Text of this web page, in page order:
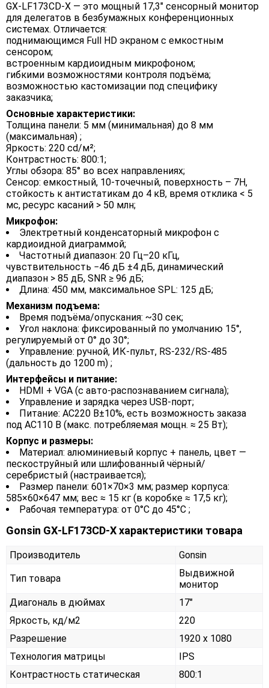
GX‑LF173CD‑X — это мощный 17,3″ сенсорный монитор
для делегатов в безбумажных конференционных
системах. Отличается:
поднимающимся Full HD экраном с емкостным
сенсором;
встроенным кардиоидным микрофоном;
гибкими возможностями контроля подъёма;
возможностью кастомизации под специфику
заказчика;
Основные характеристики:
Толщина панели: 5 мм (минимальная) до 8 мм
(максимальная) ;
Яркость: 220 cd/м²;
Контрастность: 800:1;
Углы обзора: 85° во всех направлениях;
Сенсор: емкостный, 10‑точечный, поверхность – 7H,
стойкость к антистатикам до 4 кВ, время отклика < 5
мс, ресурс касаний > 50 млн;
Микрофон:
Электретный конденсаторный микрофон с
кардиоидной диаграммой;
Частотный диапазон: 20 Гц–20 кГц,
чувствительность −46 дБ ±4 дБ, динамический
диапазон > 85 дБ, SNR ≥ 96 дБ;
Длина: 450 мм, максимальное SPL: 125 дБ;
Механизм подъема:
Время подъёма/опускания: ~30 сек;
Угол наклона: фиксированный по умолчанию 15°,
регулируемый от 0° до 30°;
Управление: ручной, ИК‑пульт, RS‑232/RS‑485
(дальность до 1200 m) ;
Интерфейсы и питание:
HDMI + VGA (с авто‑распознаванием сигнала);
Управление и зарядка через USB-порт;
Питание: AC220 В±10%, есть возможность заказа
под AC110 В (макс. потребляемая мощн. ≈ 25 Вт);
Корпус и размеры:
Материал: алюминиевый корпус + панель, цвет —
пескоструйный или шлифованный чёрный/
серебристый (настраивается);
Размер панели: 601×70×3 мм; размер корпуса:
585×60×647 мм; вес ≈ 15 кг (в коробке ≈ 17,5 кг);
Рабочая температура: от 0°C до 45°C ;
Gonsin GX‑LF173CD‑X характеристики товара
Производитель Gonsin
Тип товара
Выдвижной
монитор
Диагональ в дюймах
17"
Яркость, кд/м2
220
Разрешение
1920 x 1080
Технология матрицы
IPS
Контрастность статическая
800:1